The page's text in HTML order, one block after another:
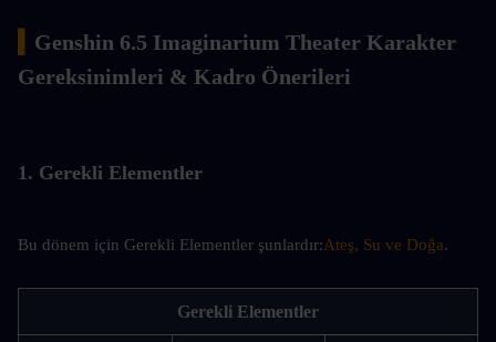
Genshin 6.5 Imaginarium Theater Karakter
Gereksinimleri & Kadro Önerileri
1. Gerekli Elementler
Bu dönem için Gerekli Elementler şunlardır:Ateş, Su ve Doğa.
Gerekli Elementler